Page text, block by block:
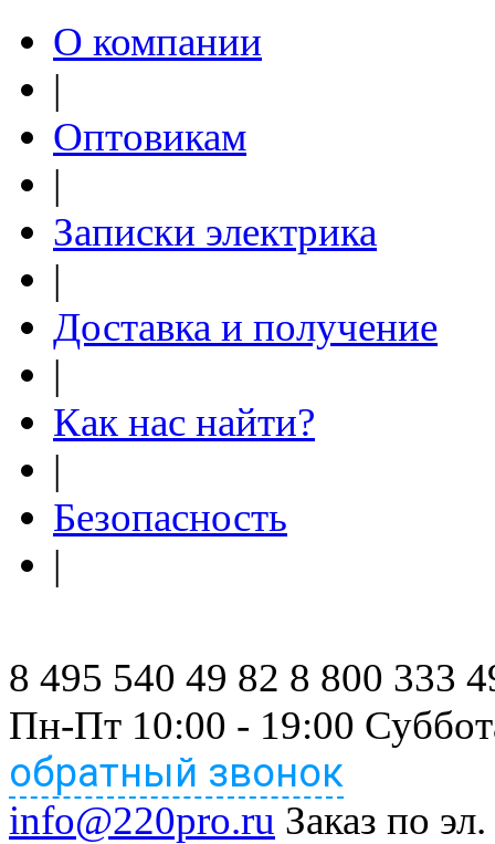
О компании
|
Оптовикам
|
Записки электрика
|
Доставка и получение
|
Как нас найти?
|
Безопасность
|
8 495 540 49 82 8 800 333
Пн-Пт 10:00 - 19:00
обратный звонок
info@220pro.ru Заказ по